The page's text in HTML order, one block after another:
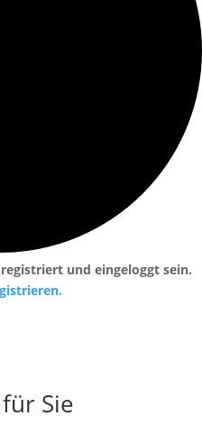
und eingeloggt sein.
Sie